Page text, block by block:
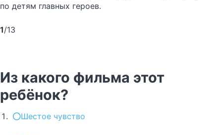
по детям главных героев.
1/13
Из какого фильма этот
ребёнок?
Шестое чувство